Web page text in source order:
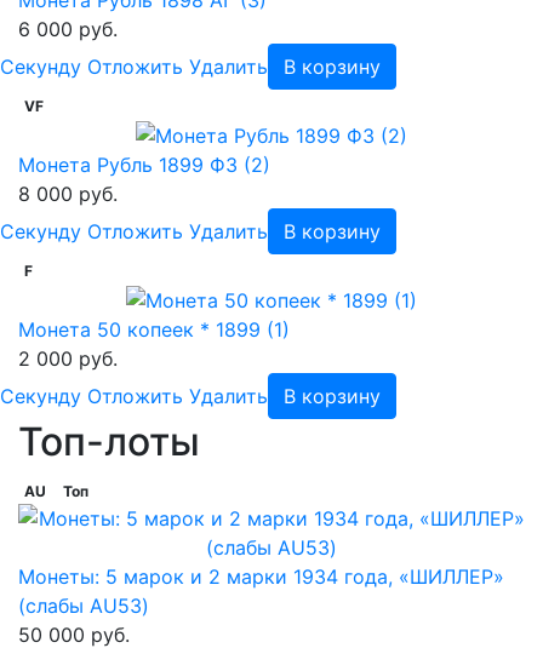
6 000 руб.
Cекунду Отложить Удалить В корзину
VF
Монета Рубль 1899 ФЗ (2)
8 000 руб.
Cекунду Отложить Удалить В корзину
F
Монета 50 копеек * 1899 (1)
2 000 руб.
Cекунду Отложить Удалить В корзину
Топ-лоты
AU Топ
Монеты: 5 марок и 2 марки 1934 года, «ШИЛЛЕР»
(слабы AU53)
50 000 руб.